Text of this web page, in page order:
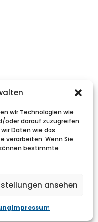
wir Technologien wie
oder darauf zuzugreifen.
Daten wie das
verarbeiten. Wenn Sie
bestimmte
ansehen
Impressum